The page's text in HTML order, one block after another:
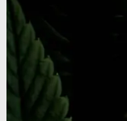
Oplev alle vores